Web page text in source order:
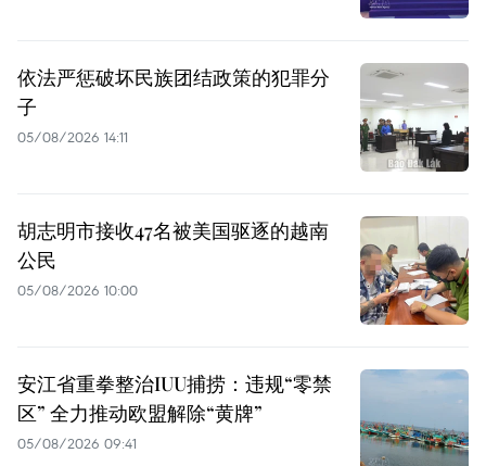
依法严惩破坏民族团结政策的犯罪分
子
05/08/2026 14:11
胡志明市接收47名被美国驱逐的越南
公民
05/08/2026 10:00
安江省重拳整治IUU捕捞：违规“零禁
区” 全力推动欧盟解除“黄牌”
05/08/2026 09:41